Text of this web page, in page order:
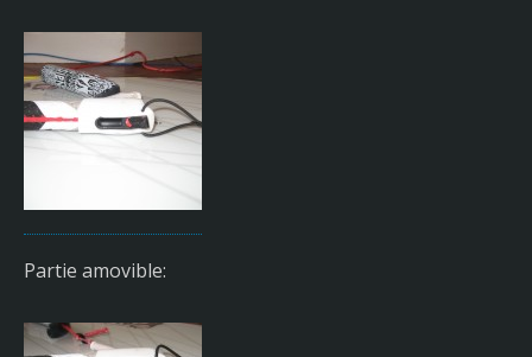
Partie amovible: